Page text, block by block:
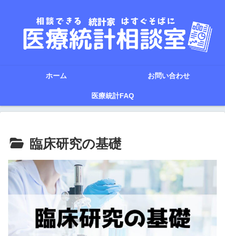
ホーム お問い合わせ
医療統計FAQ
臨床研究の基礎